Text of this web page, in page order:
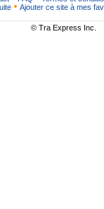
Ajouter ce site à mes
© Tra Express Inc.